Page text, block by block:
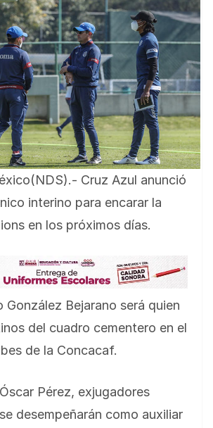
Cruz Azul anunció
interino para encarar la
en los próximos días.
González Bejarano será quien
del cuadro cementero en el
de la Concacaf.
Pérez, exjugadores
desempeñarán como auxiliar